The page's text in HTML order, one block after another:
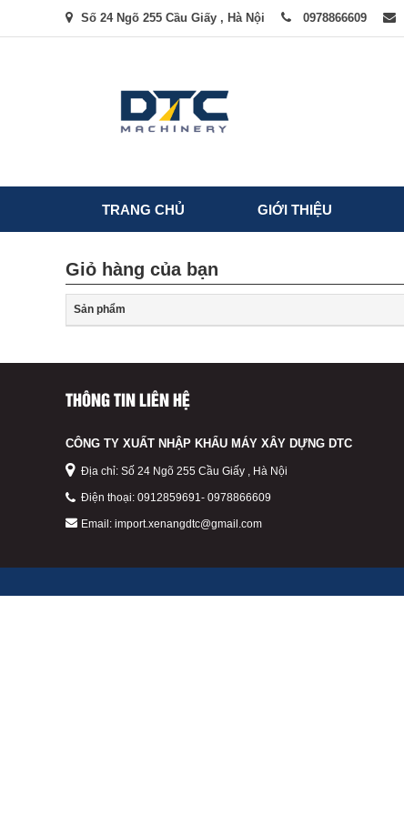
Số 24 Ngõ 255 Cầu Giấy , Hà Nội 0978866609
TRANG CHỦ GIỚI THIỆU
Giỏ hàng của bạn
Sản phẩm
THÔNG TIN LIÊN HỆ
CÔNG TY XUẤT NHẬP KHẨU MÁY XÂY DỰNG DTC
Địa chỉ: Số 24 Ngõ 255 Cầu Giấy , Hà Nội
Điện thoại: 0912859691- 0978866609
Email: import.xenangdtc@gmail.com